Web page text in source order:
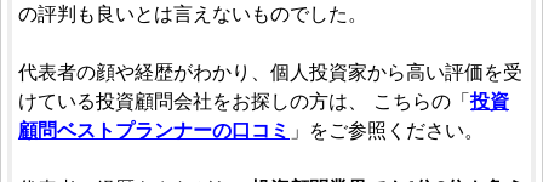
の評判も良いとは言えないものでした。
代表者の顔や経歴がわかり、個人投資家から高い評価を受
けている投資顧問会社をお探しの方は、 こちらの「投資
顧問ベストプランナーの口コミ 」をご参照ください。